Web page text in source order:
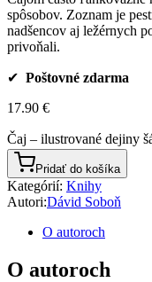
spôsobov. Zoznam je
nadšencov aj ležérnych
privoňali.
✔ Poštovné zdarma
17.90 €
Čaj – ilustrované dejiny
Pridať do košíka
Kategórií: Knihy
Autori:Dávid Soboň
O autoroch
O autoroch